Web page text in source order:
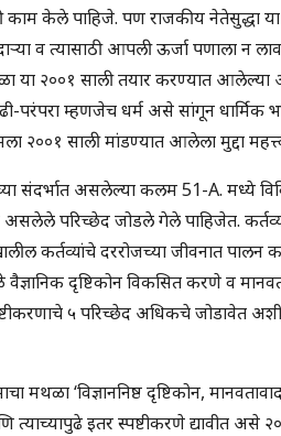
काम केले पाहिजे. पण राजकीय नेतेसुद्धा
व त्यासाठी आपली ऊर्जा पणाला न
या २००१ साली तयार करण्यात
परंपरा म्हणजेच धर्म असे सांगून धार्मिक
साली मांडण्यात आलेला मुद्दा
संदर्भात असलेल्या कलम 51-A. मध्ये
असलेले परिच्छेद जोडले गेले पाहिजेत.
कर्तव्यांचे दररोजच्या जीवनात
वैज्ञानिक दृष्टिकोन विकसित करणे व
५ परिच्छेद अधिकचे जोडावेत
‘विज्ञाननिष्ठ दृष्टिकोन,
इतर स्पष्टीकरणे द्यावीत असे